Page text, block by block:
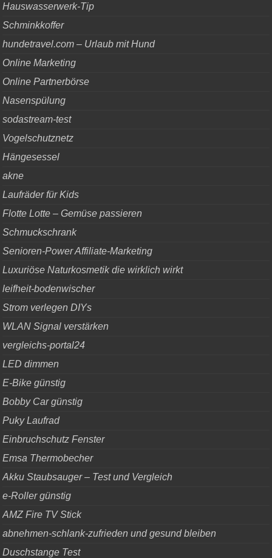
Hauswasserwerk-Tip
Schminkkoffer
hundetravel.com – Urlaub mit Hund
Online Marketing
Online Partnerbörse
Nasenspülung
sodastream-test
Vogelschutznetz
Hängesessel
akne
Laufräder für Kids
Flotte Lotte – Gemüse passieren
Schmuckschrank
Senioren-Power Affiliate-Marketing
Luxuriöse Naturkosmetik die wirklich wirkt
leifheit-bodenwischer
Strom verlegen DIYs
WLAN Signal verstärken
vergleichs-portal24
LED dimmen
E-Bike günstig
Bobby Car günstig
Puky Laufrad
Einbruchschutz Fenster
Emsa Thermobecher
Akku Staubsauger – Test und Vergleich
e-Roller günstig
AMZ Fire TV Stick
abnehmen-schlank-zufrieden und gesund bleiben
Duschstange Test